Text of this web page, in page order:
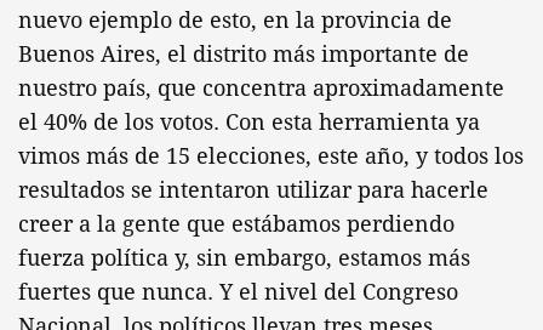
nuevo ejemplo de esto, en la provincia de
Buenos Aires, el distrito más importante de
nuestro país, que concentra aproximadamente
el 40% de los votos. Con esta herramienta ya
vimos más de 15 elecciones, este año, y todos los
resultados se intentaron utilizar para hacerle
creer a la gente que estábamos perdiendo
fuerza política y, sin embargo, estamos más
fuertes que nunca. Y el nivel del Congreso